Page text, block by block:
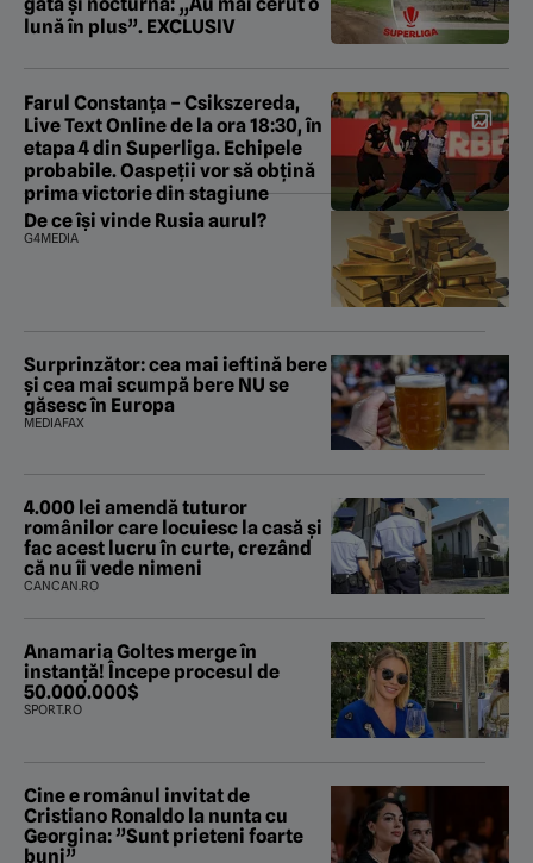
lună în plus”. EXCLUSIV
Farul Constanța – Csikszereda,
Live Text Online de la ora 18:30, în
etapa 4 din Superliga. Echipele
probabile. Oaspeții vor să obțină
prima victorie din stagiune
De ce își vinde Rusia aurul?
G4MEDIA
Surprinzător: cea mai ieftină bere
și cea mai scumpă bere NU se
găsesc în Europa
MEDIAFAX
4.000 lei amendă tuturor
românilor care locuiesc la casă și
fac acest lucru în curte, crezând
că nu îi vede nimeni
CANCAN.RO
Anamaria Goltes merge în
instanță! Începe procesul de
50.000.000$
SPORT.RO
Cine e românul invitat de
Cristiano Ronaldo la nunta cu
Georgina: ”Sunt prieteni foarte
buni”